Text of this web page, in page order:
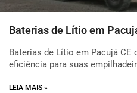
Baterias de Lítio em
Baterias de Lítio em Pacujá CE
eficiência para suas
LEIA MAIS »